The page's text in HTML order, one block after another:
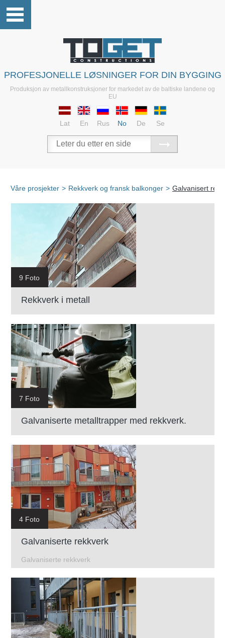
PROFESJONELLE LØSNINGER FOR DIN BYGGING
Produksjon av metallkonstruksjoner for markedet av de baltiske landene og
EU
Lat En Rus No De Se
Våre prosjekter > Rekkverk og fransk balkonger > Galvanisert
9 Foto
Rekkverk i metall
7 Foto
Galvaniserte metalltrapper med rekkverk.
4 Foto
Galvaniserte rekkverk
Galvaniserte rekkverk